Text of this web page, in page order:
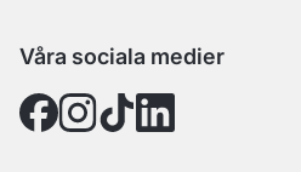
Våra sociala medier